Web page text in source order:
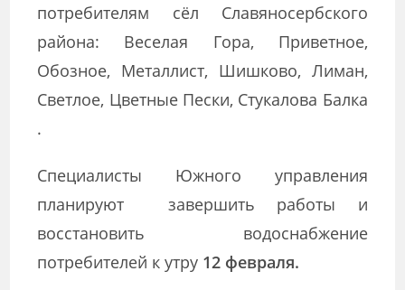
потребителям сёл Славяносербского
района: Веселая Гора, Приветное,
Обозное, Металлист, Шишково, Лиман,
Светлое, Цветные Пески, Стукалова Балка
.
Специалисты Южного управления
планируют завершить работы и
восстановить водоснабжение
потребителей к утру 12 февраля.